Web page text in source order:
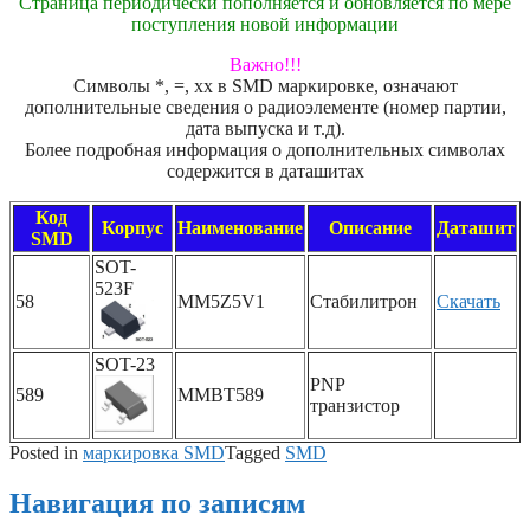
поступления новой информации
Важно!!!
Символы *, =, xx в SMD маркировке, означают
дополнительные сведения о радиоэлементе (номер партии,
дата выпуска и т.д).
Более подробная информация о дополнительных символах
содержится в даташитах
Код
SMD
Корпус Наименование Описание Даташит
58
SOT-
523F
MM5Z5V1 Стабилитрон Скачать
589
SOT-23
MMBT589
PNP
транзистор
Posted in маркировка SMDTagged SMD
Навигация по записям